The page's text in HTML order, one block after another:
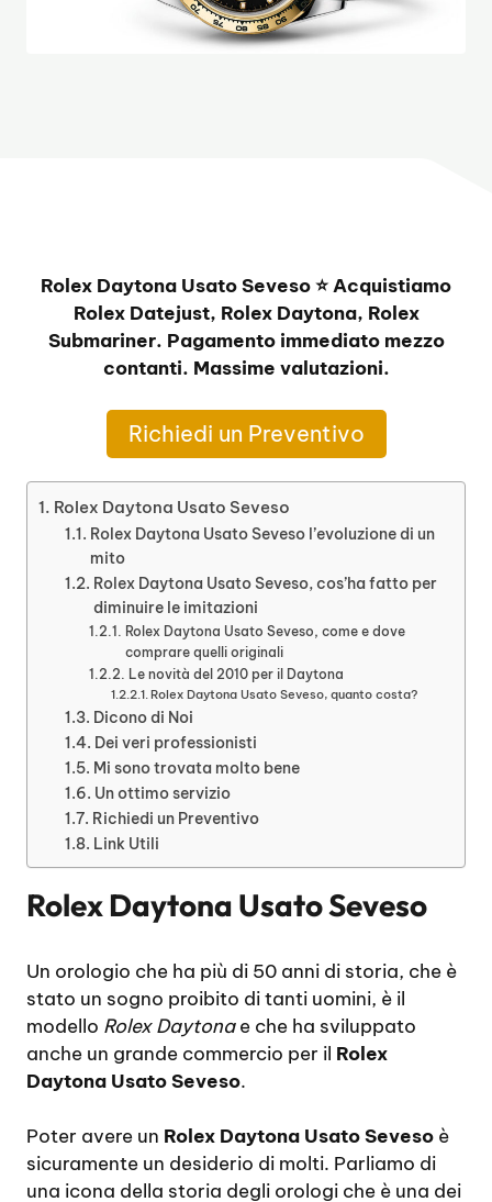
Rolex Daytona Usato Seveso ⭐ Acquistiamo
Rolex Datejust, Rolex Daytona, Rolex
Submariner. Pagamento immediato mezzo
contanti. Massime valutazioni.
Richiedi un Preventivo
Rolex Daytona Usato Seveso
Rolex Daytona Usato Seveso l’evoluzione di un
mito
Rolex Daytona Usato Seveso, cos’ha fatto per
diminuire le imitazioni
Rolex Daytona Usato Seveso, come e dove
comprare quelli originali
Le novità del 2010 per il Daytona
Rolex Daytona Usato Seveso, quanto costa?
Dicono di Noi
Dei veri professionisti
Mi sono trovata molto bene
Un ottimo servizio
Richiedi un Preventivo
Link Utili
Rolex Daytona Usato Seveso
Un orologio che ha più di 50 anni di storia, che è
stato un sogno proibito di tanti uomini, è il
modello Rolex Daytonae che ha sviluppato
anche un grande commercio per il Rolex
Daytona Usato Seveso.
Poter avere un Rolex Daytona Usato Seveso è
sicuramente un desiderio di molti. Parliamo di
una icona della storia degli orologi che è una dei